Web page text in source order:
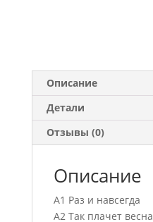
Описание
Детали
Отзывы (0)
Описание
A1 Раз и навсегда
A2 Так плачет весна